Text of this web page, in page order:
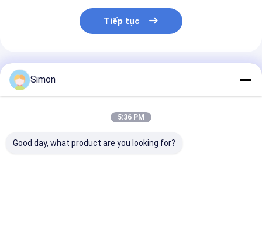
Tiếp tục
Sản Phẩm Khuyến Cáo
Simon
5:36 PM
Good day, what product are you looking for?